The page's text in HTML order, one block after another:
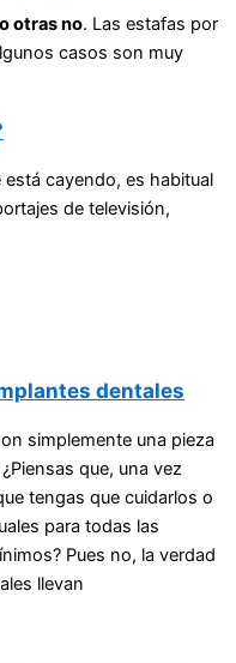
otras no. Las estafas por
casos son muy
cayendo, es habitual
de televisión,
dentales
simplemente una pieza
que, una vez
tengas que cuidarlos o
para todas las
Pues no, la verdad
llevan